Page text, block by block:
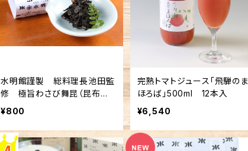
水明館謹製 総料理長池田監
修 極旨わさび舞昆（昆布佃
煮） 60g
¥800
完熟トマトジュース「飛騨のま
ほろば」500ml 12本入
¥6,540